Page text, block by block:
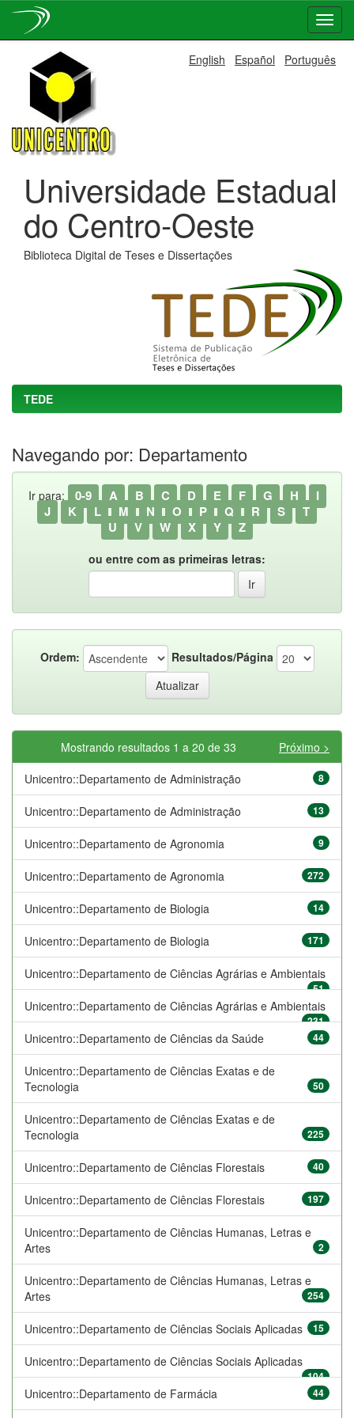
navigation
English Español Português
Universidade Estadual
do Centro-Oeste
Biblioteca Digital de Teses e Dissertações
TEDE
Navegando por: Departamento
Ir para: 0-9 A B C D E F G H
I
J
K L M N O P Q R S
T
U
V W X Y Z
ou entre com as primeiras letras:
Ordem: Resultados/Página
Mostrando resultados 1 a 20 de 33
Próximo >
Unicentro::Departamento de Administração
8
Unicentro::Departamento de Administração 13
Unicentro::Departamento de Agronomia 9
Unicentro::Departamento de Agronomia 272
Unicentro::Departamento de Biologia 14
Unicentro::Departamento de Biologia 171
Unicentro::Departamento de Ciências Agrárias e Ambientais
51
Unicentro::Departamento de Ciências Agrárias e Ambientais
231
Unicentro::Departamento de Ciências da Saúde 44
Unicentro::Departamento de Ciências Exatas e de
Tecnologia
50
Unicentro::Departamento de Ciências Exatas e de
Tecnologia
225
Unicentro::Departamento de Ciências Florestais 40
Unicentro::Departamento de Ciências Florestais 197
Unicentro::Departamento de Ciências Humanas, Letras e
Artes
2
Unicentro::Departamento de Ciências Humanas, Letras e
Artes
254
Unicentro::Departamento de Ciências Sociais Aplicadas 15
Unicentro::Departamento de Ciências Sociais Aplicadas
104
Unicentro::Departamento de Farmácia 44